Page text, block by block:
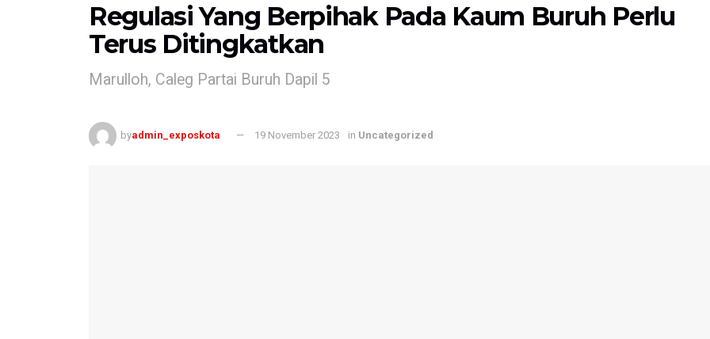
Regulasi Yang Berpihak Pada Kaum Buruh Perlu
Terus Ditingkatkan
Marulloh, Caleg Partai Buruh Dapil 5
byadmin_exposkota 19 November 2023 in Uncategorized